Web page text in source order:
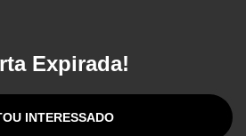
Expirada!
INTERESSADO